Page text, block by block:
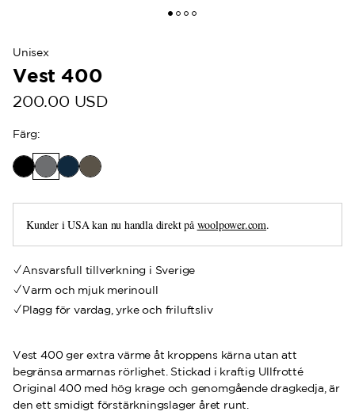
Unisex
Vest 400
200.00 USD
Färg:
Kunder i USA kan nu handla direkt på woolpower.com.
Ansvarsfull tillverkning i Sverige
Varm och mjuk merinoull
Plagg för vardag, yrke och friluftsliv
Vest 400 ger extra värme åt kroppens kärna utan att
begränsa armarnas rörlighet. Stickad i kraftig Ullfrotté
Original 400 med hög krage och genomgående dragkedja, är
den ett smidigt förstärkningslager året runt.